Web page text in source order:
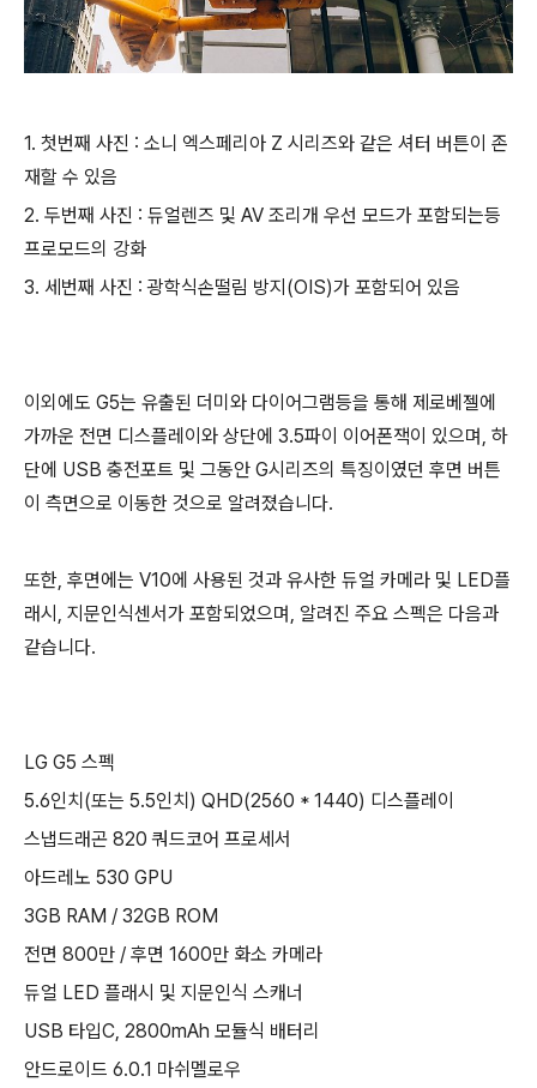
1. 첫번째 사진 : 소니 엑스페리아 Z 시리즈와 같은 셔터 버튼이 존
재할 수 있음
2. 두번째 사진 : 듀얼렌즈 및 AV 조리개 우선 모드가 포함되는등
프로모드의 강화
3. 세번째 사진 : 광학식손떨림 방지(OIS)가 포함되어 있음
이외에도 G5는 유출된 더미와 다이어그램등을 통해 제로베젤에
가까운 전면 디스플레이와 상단에 3.5파이 이어폰잭이 있으며, 하
단에 USB 충전포트 및 그동안 G시리즈의 특징이였던 후면 버튼
이 측면으로 이동한 것으로 알려졌습니다.
또한, 후면에는 V10에 사용된 것과 유사한 듀얼 카메라 및 LED플
래시, 지문인식센서가 포함되었으며, 알려진 주요 스펙은 다음과
같습니다.
LG G5 스펙
5.6인치(또는 5.5인치) QHD(2560 * 1440) 디스플레이
스냅드래곤 820 쿼드코어 프로세서
아드레노 530 GPU
3GB RAM / 32GB ROM
전면 800만 / 후면 1600만 화소 카메라
듀얼 LED 플래시 및 지문인식 스캐너
USB 타입C, 2800mAh 모듈식 배터리
안드로이드 6.0.1 마쉬멜로우